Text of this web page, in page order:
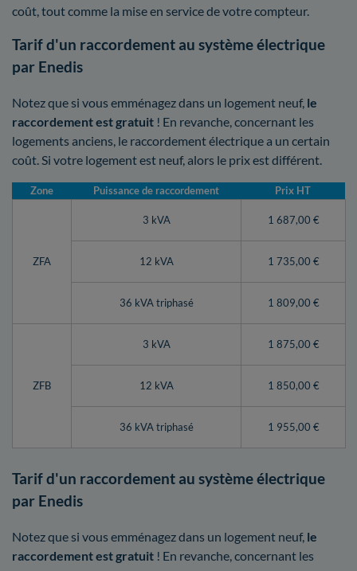
coût, tout comme la mise en service de votre compteur.
Tarif d'un raccordement au système électrique
par Enedis
Notez que si vous emménagez dans un logement neuf, le
raccordement est gratuit ! En revanche, concernant les
logements anciens, le raccordement électrique a un certain
coût. Si votre logement est neuf, alors le prix est différent.
Zone Puissance de raccordement Prix HT
ZFA
3 kVA 1 687,00 €
12 kVA 1 735,00 €
36 kVA triphasé 1 809,00 €
ZFB
3 kVA 1 875,00 €
12 kVA 1 850,00 €
36 kVA triphasé 1 955,00 €
Tarif d'un raccordement au système électrique
par Enedis
Notez que si vous emménagez dans un logement neuf, le
raccordement est gratuit ! En revanche, concernant les